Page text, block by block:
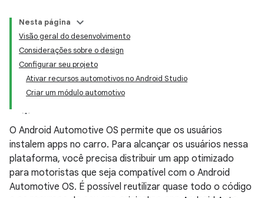
Nesta página
Visão geral do desenvolvimento
Considerações sobre o design
Configurar seu projeto
Ativar recursos automotivos no Android Studio
Criar um módulo automotivo
O Android Automotive OS permite que os usuários
instalem apps no carro. Para alcançar os usuários nessa
plataforma, você precisa distribuir um app otimizado
para motoristas que seja compatível com o Android
Automotive OS. É possível reutilizar quase todo o código